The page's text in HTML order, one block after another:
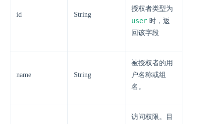
id String
授权者类型为
user 时，返
回该字段
name String
被授权者的用
户名称或组
名。
访问权限。目